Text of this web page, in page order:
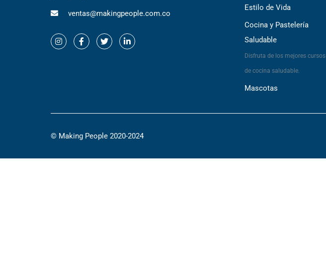
ventas@makingpeople.com.co
Estilo de Vida
Cocina y Pastelería
Saludable
Disfruta de los mejores cursos
de cocina saludable.
Mascotas
© Making People 2020-2024